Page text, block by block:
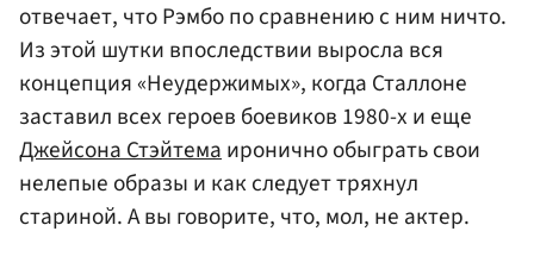
отвечает, что Рэмбо по сравнению с ним ничто.
Из этой шутки впоследствии выросла вся
концепция «Неудержимых», когда Сталлоне
заставил всех героев боевиков 1980-х и еще
Джейсона Стэйтемаиронично обыграть свои
нелепые образы и как следует тряхнул
стариной. А вы говорите, что, мол, не актер.